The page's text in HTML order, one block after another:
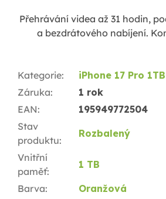
Přehrávání videa až 31 hodin,
a bezdrátového nabíjení.
Kategorie:
iPhone 17 Pro 1TB
Záruka:
1 rok
EAN:
195949772504
Stav
produktu:
Rozbalený
Vnitřní
paměť:
1 TB
Barva:
Oranžová